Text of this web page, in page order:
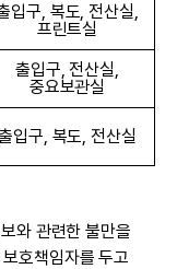
입구, 복도, 전산실,
프린트실
출입구, 전산실,
중요보관실
입구, 복도, 전산실
와 관련한 불만을
호책임자를 두고